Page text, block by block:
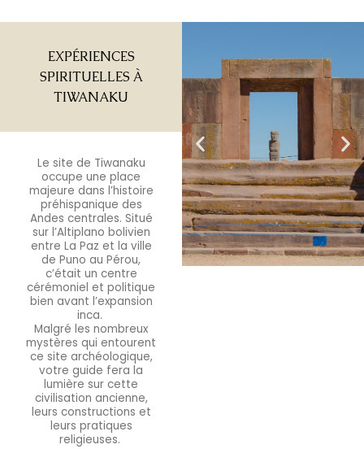
EXPÉRIENCES
SPIRITUELLES À
TIWANAKU
Le site de Tiwanaku
occupe une place
majeure dans l’histoire
préhispanique des
Andes centrales. Situé
sur l’Altiplano bolivien
entre La Paz et la ville
de Puno au Pérou,
c’était un centre
cérémoniel et politique
bien avant l’expansion
inca.
Malgré les nombreux
mystères qui entourent
ce site archéologique,
votre guide fera la
lumière sur cette
civilisation ancienne,
leurs constructions et
leurs pratiques
religieuses.